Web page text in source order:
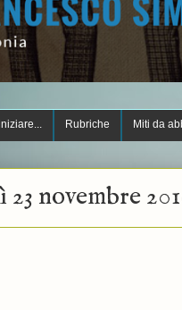
Rubriche Miti da
23 novembre